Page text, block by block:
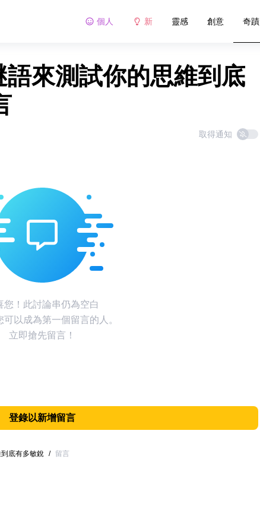
個人 新 靈感 創意 奇蹟
來測試你的思維到底
取得通知
您！此討論串仍為空白
可以成為第一個留言的人。
立即搶先留言！
登錄以新增留言
底有多敏銳 / 留言